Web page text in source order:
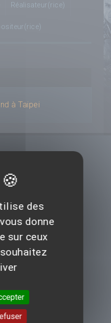
Réalisateur(rice)
à Taipei
des
donne
sur ceux